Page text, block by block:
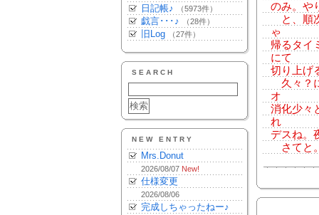
日記帳♪ （5973件）
戯言･･･♪ （28件）
旧Log （27件）
SEARCH
NEW ENTRY
Mrs.Donut
2026/08/07 New!
仕様変更
2026/08/06
完成しちゃったねー♪
のみ。や
と、順
ゃ
帰るタイ
にて
切り上げ
久々？
オ
消化少々
れ
デスね。
さてと